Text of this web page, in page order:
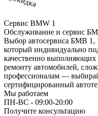
Сервис BMW 1
Обслуживание и сервис
Выбор автосервиса БМВ 1,
который индивидуально
качественно
ремонту автомобилей,
профессионалам —
сертифицированный
Мы работаем
ПН-ВC - 09:00-20:00
Получите консультацию